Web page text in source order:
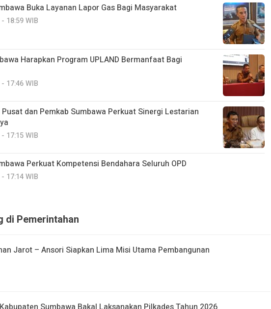
Buka Layanan Lapor Gas Bagi Masyarakat
18:59 WIB
Harapkan Program UPLAND Bermanfaat Bagi
17:46 WIB
dan Pemkab Sumbawa Perkuat Sinergi Lestarian
17:15 WIB
Perkuat Kompetensi Bendahara Seluruh OPD
17:14 WIB
di Pemerintahan
Jarot – Ansori Siapkan Lima Misi Utama Pembangunan